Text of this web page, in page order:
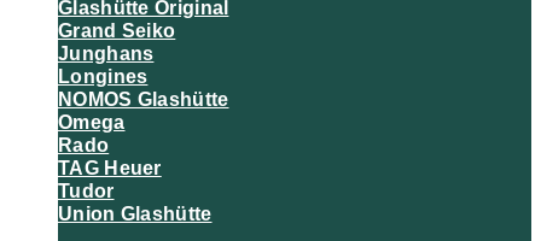
Glashütte Original
Grand Seiko
Junghans
Longines
NOMOS Glashütte
Omega
Rado
TAG Heuer
Tudor
Union Glashütte